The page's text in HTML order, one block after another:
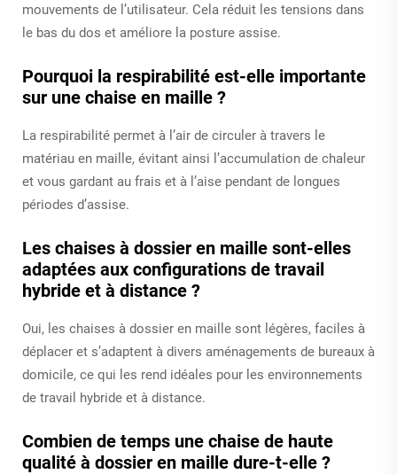
mouvements de l’utilisateur. Cela réduit les tensions dans
le bas du dos et améliore la posture assise.
Pourquoi la respirabilité est-elle importante
sur une chaise en maille ?
La respirabilité permet à l’air de circuler à travers le
matériau en maille, évitant ainsi l’accumulation de chaleur
et vous gardant au frais et à l’aise pendant de longues
périodes d’assise.
Les chaises à dossier en maille sont-elles
adaptées aux configurations de travail
hybride et à distance ?
Oui, les chaises à dossier en maille sont légères, faciles à
déplacer et s’adaptent à divers aménagements de bureaux à
domicile, ce qui les rend idéales pour les environnements
de travail hybride et à distance.
Combien de temps une chaise de haute
qualité à dossier en maille dure-t-elle ?